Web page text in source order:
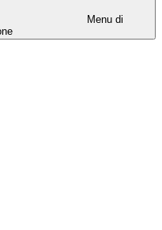
Menu di